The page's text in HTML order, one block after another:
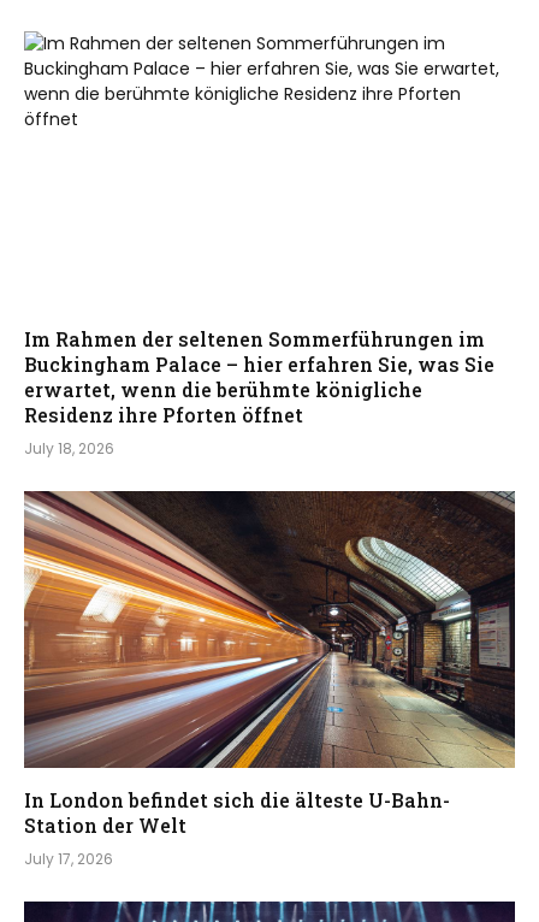
Im Rahmen der seltenen Sommerführungen im
Buckingham Palace – hier erfahren Sie, was Sie
erwartet, wenn die berühmte königliche
Residenz ihre Pforten öffnet
July 18, 2026
In London befindet sich die älteste U-Bahn-
Station der Welt
July 17, 2026